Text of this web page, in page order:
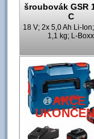
šroubovák GSR
C
18 V; 2x 5,0 Ah Li-
1,1 kg; L-Boxx
AKCE